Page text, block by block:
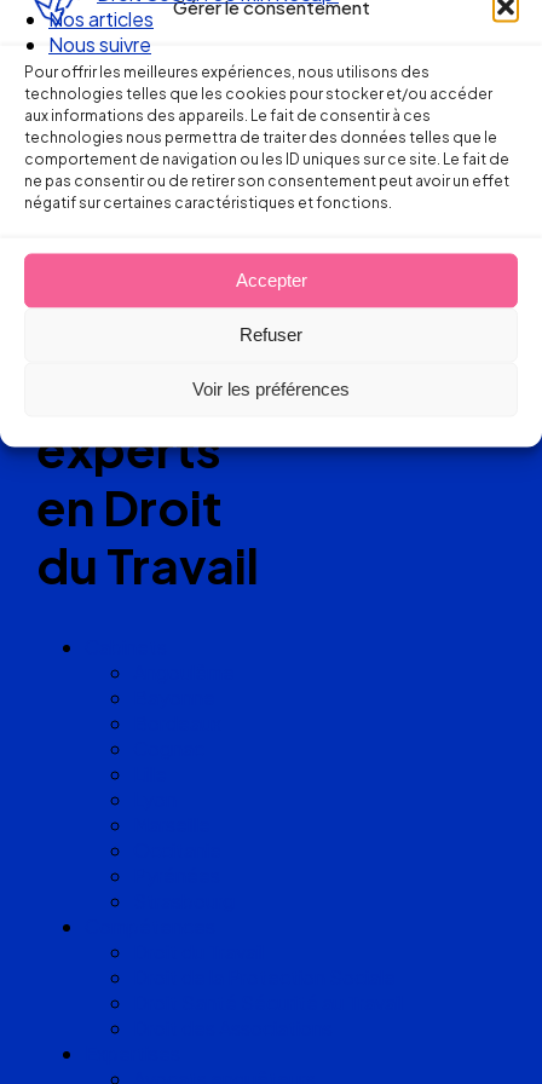
Gérer le consentement
Pour offrir les meilleures expériences, nous utilisons des
technologies telles que les cookies pour stocker et/ou accéder
aux informations des appareils. Le fait de consentir à ces
technologies nous permettra de traiter des données telles que le
comportement de navigation ou les ID uniques sur ce site. Le fait de
ne pas consentir ou de retirer son consentement peut avoir un effet
négatif sur certaines caractéristiques et fonctions.
Accepter
Refuser
Voir les préférences
Nos articles
Nous suivre
Ellipse Avocats
Réseau
de cabinets
d’avocats
experts
en Droit
du Travail